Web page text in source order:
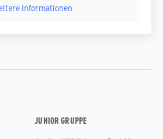
Informationen
JUNIOR GRUPPE